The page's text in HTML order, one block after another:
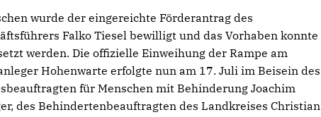
wurde der eingereichte Förderantrag des
Falko Tiesel bewilligt und das Vorhaben konnte
werden. Die offizielle Einweihung der Rampe am
Hohenwarte erfolgte nun am 17. Juli im Beisein des
für Menschen mit Behinderung Joachim
des Behindertenbeauftragten des Landkreises Christian